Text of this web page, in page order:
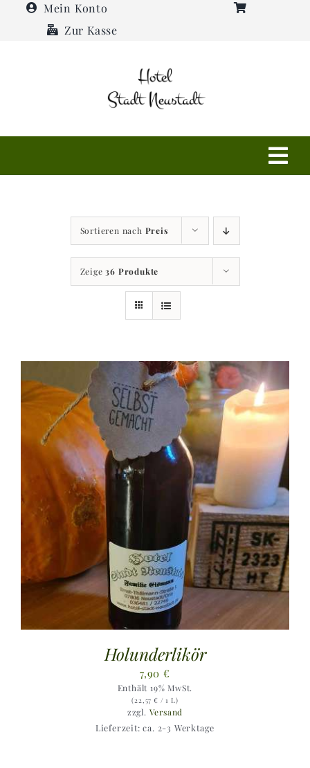
Mein Konto
Zur Kasse
Restaurant
Anfahrt + Kontakt
Sortieren nach Preis
Zeige36 Produkte
Holunderlikör
7,90€
Enthält 19% MwSt.
(22,57€ / 1 L)
zzgl. Versand
Lieferzeit: ca. 2-3 Werktage